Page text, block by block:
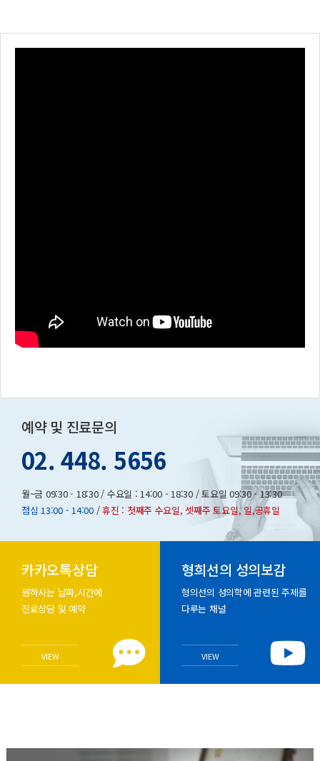
예약 및 진료문의
02. 448. 5656
월~금 09:30 - 18:30 / 수요일 : 14:00 - 18:30 / 토요일 09:30 - 13:30
점심 13:00 - 14:00/휴진 : 첫째주 수요일, 셋째주 토요일, 일,공휴일
카카오톡상담
원하시는 날짜,시간에
진료상담 및 예약
VIEW
형희선의 성의보감
형의선의 성의학에 관련된 주제를
다루는 채널
VIEW